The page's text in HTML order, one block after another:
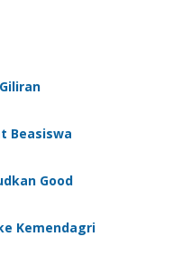
Beasiswa
Good
Kemendagri